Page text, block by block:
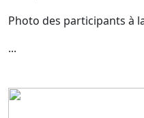
Photo des participants à
...